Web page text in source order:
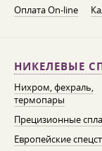
Оплата On-line
НИКЕЛЕВЫЕ
Нихром, фехраль,
термопары
Прецизионные
Европейские